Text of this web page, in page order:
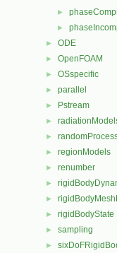
►
►
► ODE
► OpenFOAM
► OSspecific
► parallel
► Pstream
►
►
► regionModels
► renumber
►
►
► rigidBodyState
► sampling
►